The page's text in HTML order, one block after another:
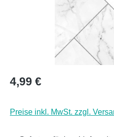
Regulärer Preis:
4,99 €
Preise inkl. MwSt. zzgl.